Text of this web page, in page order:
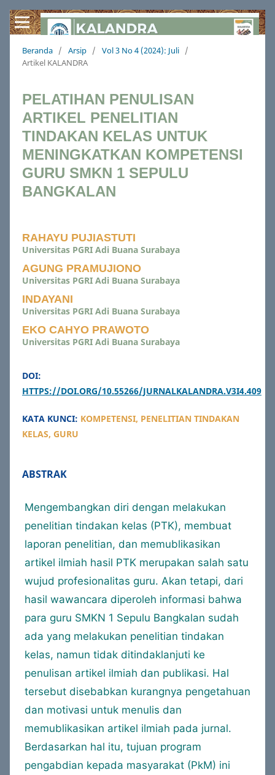
Beranda / Arsip / Vol 3 No 4 (2024): Juli /
Artikel KALANDRA
PELATIHAN PENULISAN
ARTIKEL PENELITIAN
TINDAKAN KELAS UNTUK
MENINGKATKAN KOMPETENSI
GURU SMKN 1 SEPULU
BANGKALAN
RAHAYU PUJIASTUTI
Universitas PGRI Adi Buana Surabaya
AGUNG PRAMUJIONO
Universitas PGRI Adi Buana Surabaya
INDAYANI
Universitas PGRI Adi Buana Surabaya
EKO CAHYO PRAWOTO
Universitas PGRI Adi Buana Surabaya
DOI:
HTTPS://DOI.ORG/10.55266/JURNALKALANDRA.V3I4.409
KATA KUNCI: KOMPETENSI, PENELITIAN TINDAKAN
KELAS, GURU
ABSTRAK
Mengembangkan diri dengan melakukan
penelitian tindakan kelas (PTK), membuat
laporan penelitian, dan memublikasikan
artikel ilmiah hasil PTK merupakan salah satu
wujud profesionalitas guru. Akan tetapi, dari
hasil wawancara diperoleh informasi bahwa
para guru SMKN 1 Sepulu Bangkalan sudah
ada yang melakukan penelitian tindakan
kelas, namun tidak ditindaklanjuti ke
penulisan artikel ilmiah dan publikasi. Hal
tersebut disebabkan kurangnya pengetahuan
dan motivasi untuk menulis dan
memublikasikan artikel ilmiah pada jurnal.
Berdasarkan hal itu, tujuan program
pengabdian kepada masyarakat (PkM) ini